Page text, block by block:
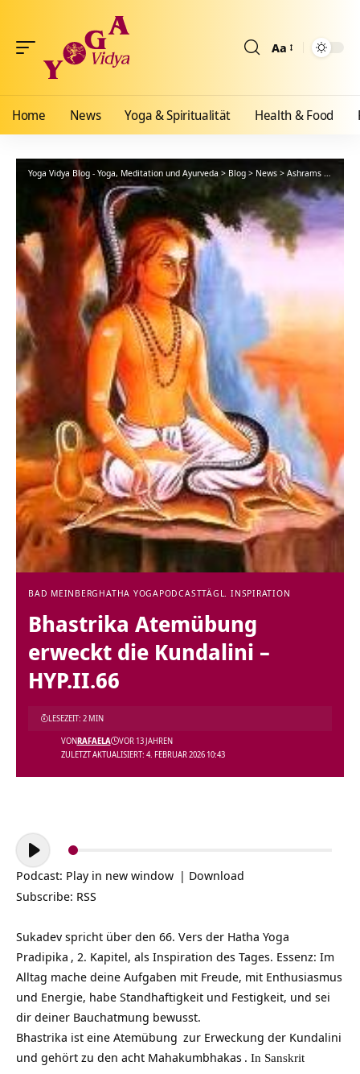
Aa
Home News Yoga & Spiritualität Health & Food
Yoga Vidya Blog - Yoga, Meditation und Ayurveda > Blog > News > Ashrams
BAD MEINBERG HATHA YOGAPODCASTTÄGL. INSPIRATION
Bhastrika Atemübung
erweckt die Kundalini –
HYP.II.66
ZULETZT AKTUALISIERT: 4. FEBRUAR 2026 10:43
VONRAFAELA VOR 13 JAHREN
LESEZEIT: 2 MIN
Audio-
Player
Podcast: Play in new window | Download
Subscribe: RSS
Sukadev spricht über den 66. Vers der Hatha Yoga
Pradipika , 2. Kapitel, als Inspiration des Tages. Essenz: Im
Alltag mache deine Aufgaben mit Freude, mit Enthusiasmus
und Energie, habe Standhaftigkeit und Festigkeit, und sei
dir deiner Bauchatmung bewusst.
Bhastrika ist eine Atemübung zur Erweckung der Kundalini
und gehört zu den acht Mahakumbhakas . In Sanskrit